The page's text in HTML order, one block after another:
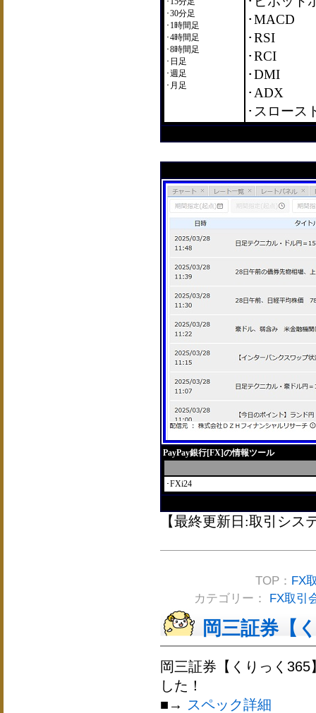
･30分足
･1時間足
･4時間足
･8時間足
･日足
･週足
･月足
･MACD
･RSI
･RCI
･DMI
･ADX
･スロース
PayPay銀行[FX]の情報ツール
･FXi24
【最終更新日:取引シス
TOP： FX
カテゴリー： FX取引
岡三証券【
岡三証券【くりっく
した！
■→ スペック詳細